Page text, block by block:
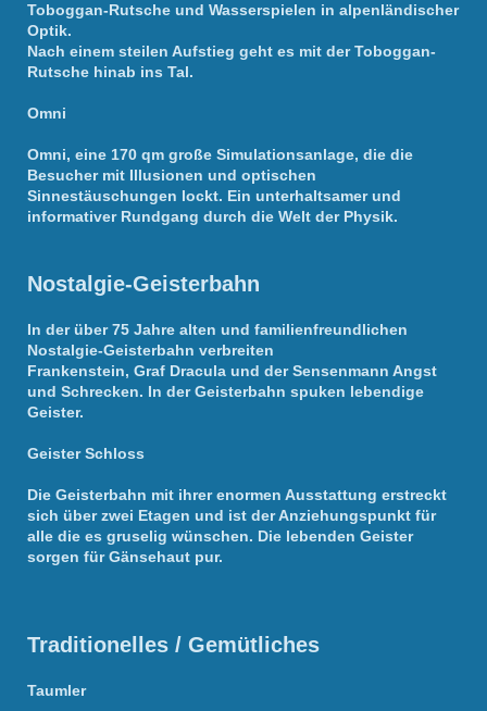
Toboggan-Rutsche und Wasserspielen in alpenländischer
Optik.
Nach einem steilen Aufstieg geht es mit der Toboggan-
Rutsche hinab ins Tal.
Omni
Omni, eine 170 qm große Simulationsanlage, die die
Besucher mit Illusionen und optischen
Sinnestäuschungen lockt. Ein unterhaltsamer und
informativer Rundgang durch die Welt der Physik.
Nostalgie-Geisterbahn
In der über 75 Jahre alten und familienfreundlichen
Nostalgie-Geisterbahn verbreiten
Frankenstein, Graf Dracula und der Sensenmann Angst
und Schrecken. In der Geisterbahn spuken lebendige
Geister.
Geister Schloss
Die Geisterbahn mit ihrer enormen Ausstattung erstreckt
sich über zwei Etagen und ist der Anziehungspunkt für
alle die es gruselig wünschen. Die lebenden Geister
sorgen für Gänsehaut pur.
Traditionelles / Gemütliches
Taumler